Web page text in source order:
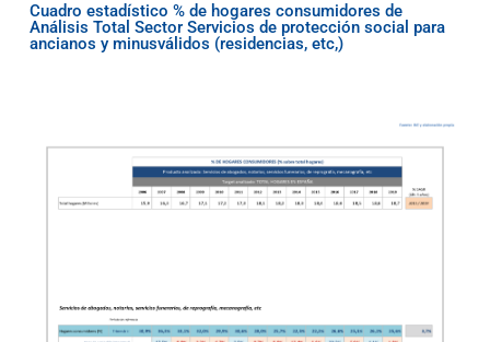
Cuadro estadístico % de hogares consumidores de
Análisis Total Sector Servicios de protección social para
ancianos y minusválidos (residencias, etc,)